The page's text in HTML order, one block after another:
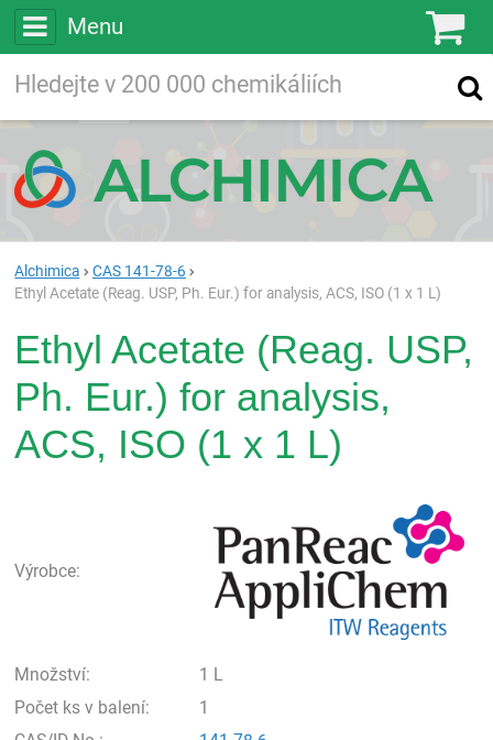
Menu
Vyhledávání
Alchimica
CAS 141-78-6
Ethyl Acetate (Reag. USP, Ph. Eur.) for analysis, ACS, ISO (1 x 1 L)
Ethyl Acetate (Reag. USP,
Ph. Eur.) for analysis,
ACS, ISO (1 x 1 L)
Výrobce:
Množství:
1 L
Počet ks v balení:
1